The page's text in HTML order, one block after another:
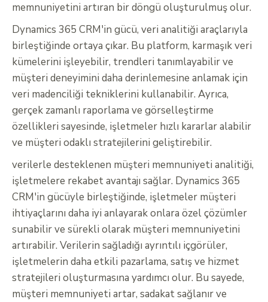
memnuniyetini artıran bir döngü oluşturulmuş olur.
Dynamics 365 CRM'in gücü, veri analitiği araçlarıyla
birleştiğinde ortaya çıkar. Bu platform, karmaşık veri
kümelerini işleyebilir, trendleri tanımlayabilir ve
müşteri deneyimini daha derinlemesine anlamak için
veri madenciliği tekniklerini kullanabilir. Ayrıca,
gerçek zamanlı raporlama ve görselleştirme
özellikleri sayesinde, işletmeler hızlı kararlar alabilir
ve müşteri odaklı stratejilerini geliştirebilir.
verilerle desteklenen müşteri memnuniyeti analitiği,
işletmelere rekabet avantajı sağlar. Dynamics 365
CRM'in gücüyle birleştiğinde, işletmeler müşteri
ihtiyaçlarını daha iyi anlayarak onlara özel çözümler
sunabilir ve sürekli olarak müşteri memnuniyetini
artırabilir. Verilerin sağladığı ayrıntılı içgörüler,
işletmelerin daha etkili pazarlama, satış ve hizmet
stratejileri oluşturmasına yardımcı olur. Bu sayede,
müşteri memnuniyeti artar, sadakat sağlanır ve